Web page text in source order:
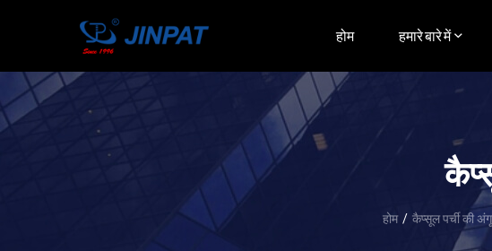
होम हमारे बारे में
होम / कैप्सूल पर्ची की